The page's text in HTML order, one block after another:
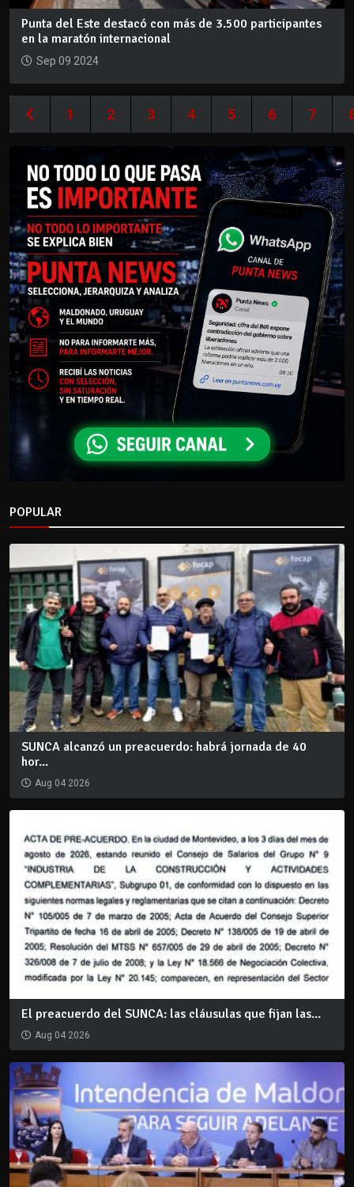
Punta del Este destacó con más de 3.500 participantes
en la maratón internacional
Sep 09 2024
1 2 3 4 5 6 7
POPULAR
SUNCA alcanzó un preacuerdo: habrá jornada de 40
hor...
Aug 04 2026
El preacuerdo del SUNCA: las cláusulas que fijan las...
Aug 04 2026